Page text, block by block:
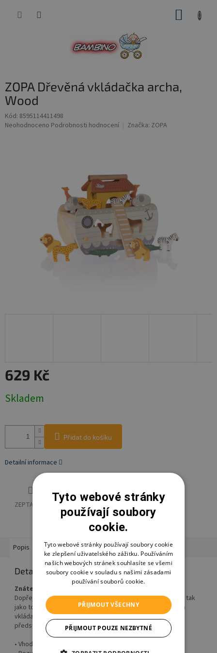
ZOPA Dřevěná vkládačka archa,
Wood
Kód: 8595114411498
Průměrné
Neohodnoceno Podrobnosti hodnocení Značka: ZOPA
629 Kč
cena:
Skladem
Přidat do košíku
Detailní informace
ZEPTAT SE HLÍDAT SDÍLET
Popis Hodnocení Diskuze Značka Ostatní informace
Detailní popis produktu
Znáte příběh o Noemově arše?
Dopřejte svému malému dobrodruhovi zachránit říši zvířat, tak
jako to stojí v biblickém příběhu o Noemovi a arše. Dřevěná
vkládačka rozvíjí koordinaci ruka-oko, logické myšlení,
představivost a učí rozpoznávat zvířátka.
• Vhodné pro děti od 18 měsíců
Tyto webové stránky
používají soubory
cookie.
Tyto webové stránky používají soubory cookie
ke zlepšení uživatelského zážitku. Používáním
našich webových stránek souhlasíte se všemi
soubory cookie v souladu s našimi zásadami
používání souborů cookie.
PŘIJMOUT VŠECHNY
PŘIJMOUT POUZE NEZBYTNÉ